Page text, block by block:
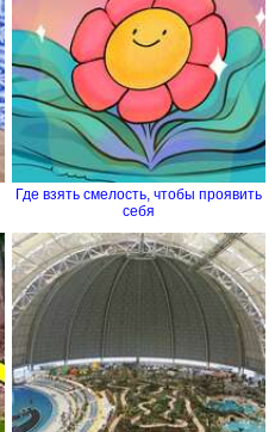
Где взять смелость, чтобы проявить
себя